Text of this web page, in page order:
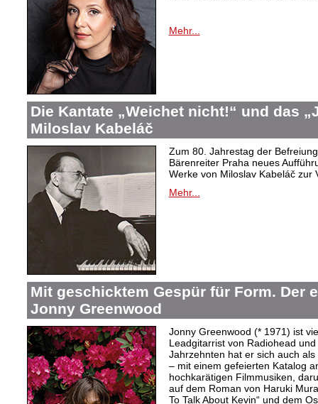
Mehr...
Die Kantate „Weichet nicht!“ und das
Miloslav Kabeláč
Zum 80. Jahrestag der
Bärenreiter Praha neues
Werke von Miloslav Kabeláč zur
Mehr...
Mit geschicktem Gespür für Form. Der
Jonny Greenwood
Jonny Greenwood (* 1971) ist
Leadgitarrist von Radiohead
Jahrzehnten hat er sich auch
– mit einem gefeierten Katalog
hochkarätigen Filmmusiken,
auf dem Roman von Haruki
To Talk About Kevin“ und dem